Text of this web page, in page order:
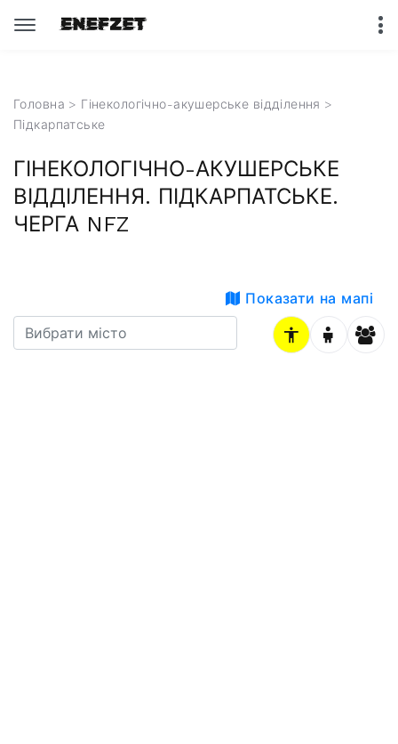
Головна > Гінекологічно-акушерське відділення >
Підкарпатське
ГІНЕКОЛОГІЧНО-АКУШЕРСЬКЕ
ВІДДІЛЕННЯ. ПІДКАРПАТСЬКЕ.
ЧЕРГА NFZ
Показати на мапі